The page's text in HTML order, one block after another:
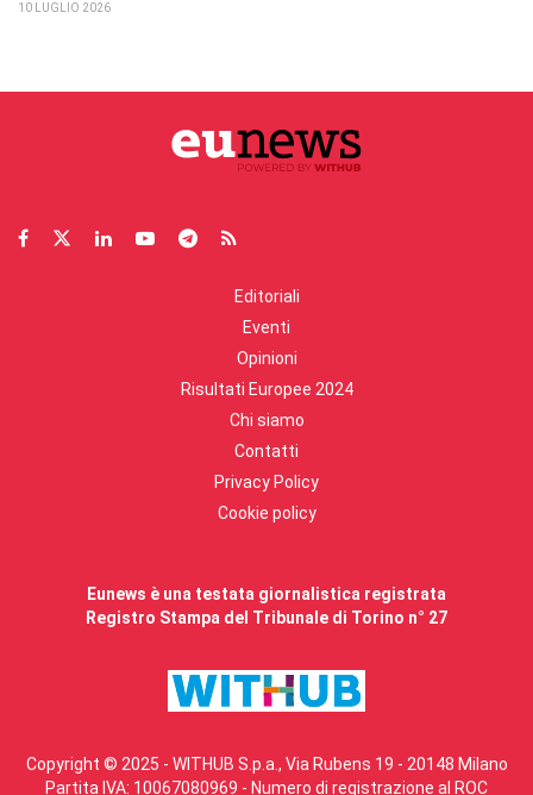
10 LUGLIO 2026
Editoriali
Eventi
Opinioni
Risultati Europee 2024
Chi siamo
Contatti
Privacy Policy
Cookie policy
Eunews è una testata giornalistica registrata
Registro Stampa del Tribunale di Torino n° 27
Copyright © 2025 - WITHUB S.p.a., Via Rubens 19 - 20148 Milano
Partita IVA: 10067080969 - Numero di registrazione al ROC